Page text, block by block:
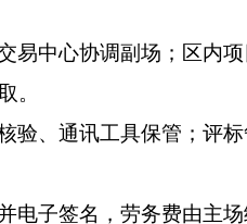
易中心协调副场；区内
。
验、通讯工具保管；评
电子签名，劳务费由主